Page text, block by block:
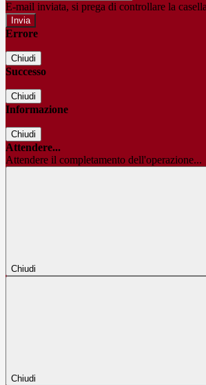
E-mail inviata, si prega di controllare la
Errore
Chiudi
Successo
Chiudi
Informazione
Chiudi
Attendere...
Attendere il completamento dell'operazione...
Chiudi
Chiudi